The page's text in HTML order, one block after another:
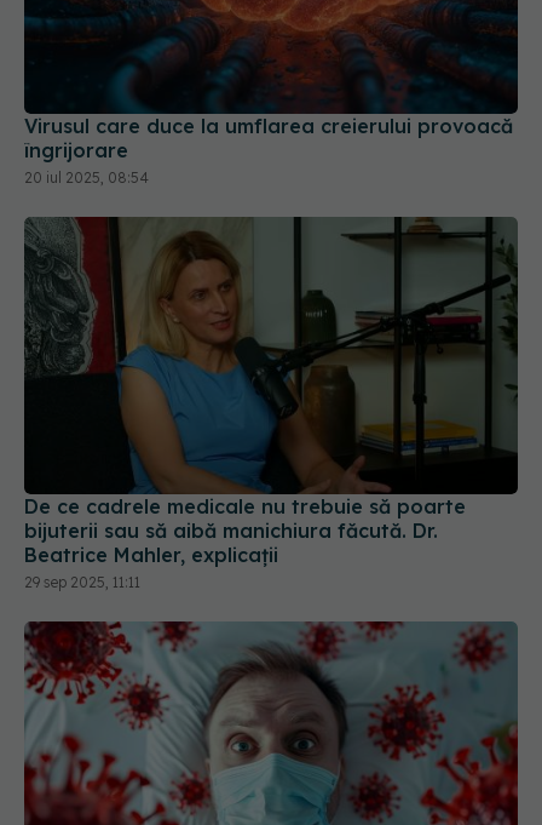
Virusul care duce la umflarea creierului provoacă
20 iul 2025, 08:54
De ce cadrele medicale nu trebuie să poarte
bijuterii sau să aibă manichiura făcută. Dr.
Beatrice Mahler, explicații
29 sep 2025, 11:11